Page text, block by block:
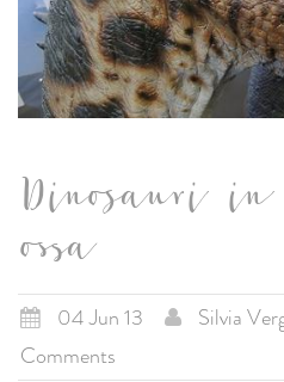
Dinosauri in
ossa
04 Jun 13 Silvia
Comments